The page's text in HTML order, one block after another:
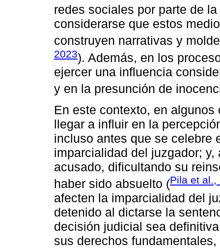
redes sociales por parte de
considerarse que estos
construyen narrativas y
2023). Además, en los
ejercer una influencia
y en la presunción de
En este contexto, en
llegar a influir en la
incluso antes que se celebre
imparcialidad del juzgador;
acusado, dificultando su
haber sido absuelto (Pila et al.,
afecten la imparcialidad del
detenido al dictarse la
decisión judicial sea
sus derechos